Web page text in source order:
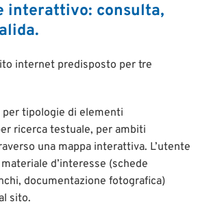
interattivo: consulta,
internet predisposto per tre
per tipologie di elementi
ricerca testuale, per ambiti
una mappa interattiva. L’utente
d’interesse (schede
documentazione fotografica)
sito.